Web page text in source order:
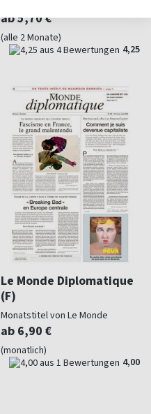
ab 5,70 €
(alle 2 Monate)
4,25
Le Monde Diplomatique
(F)
Monatstitel von Le Monde
ab 6,90 €
(monatlich)
4,00